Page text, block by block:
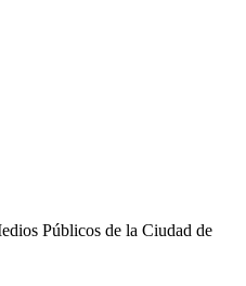
Públicos de la Ciudad de